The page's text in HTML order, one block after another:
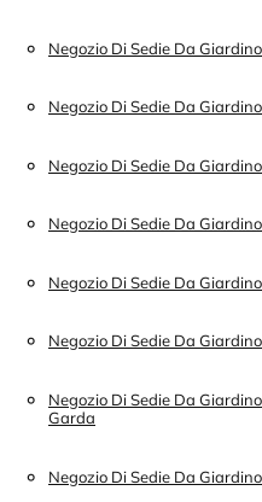
Negozio Di Sedie Da
Negozio Di Sedie Da
Negozio Di Sedie Da
Negozio Di Sedie Da
Negozio Di Sedie Da
Negozio Di Sedie Da
Negozio Di Sedie Da
Garda
Negozio Di Sedie Da